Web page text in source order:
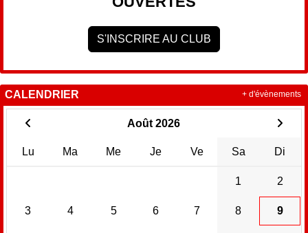
S'INSCRIRE AU CLUB
CALENDRIER
Août 2026
Lu Ma Me Je Ve Sa Di
1 2
3 4 5 6 7 8 9
+ d'évènements